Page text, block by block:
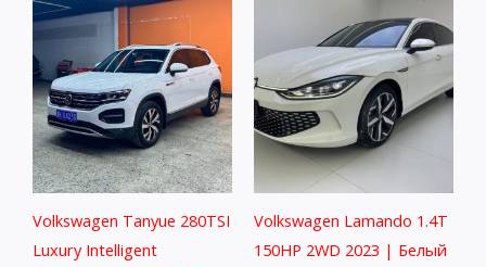
Volkswagen Tanyue 280TSI
Luxury Intelligent
Volkswagen Lamando 1.4T
150HP 2WD 2023 | Белый